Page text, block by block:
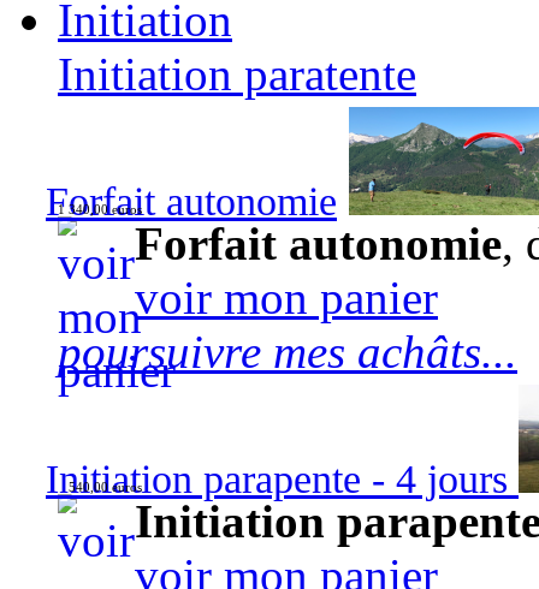
Initiation
Initiation paratente
Forfait autonomie
1 340,00 euros
Forfait autonomie,
voir mon panier
poursuivre mes achâts...
Initiation parapente - 4 jours
540,00 euros
Initiation
voir mon panier